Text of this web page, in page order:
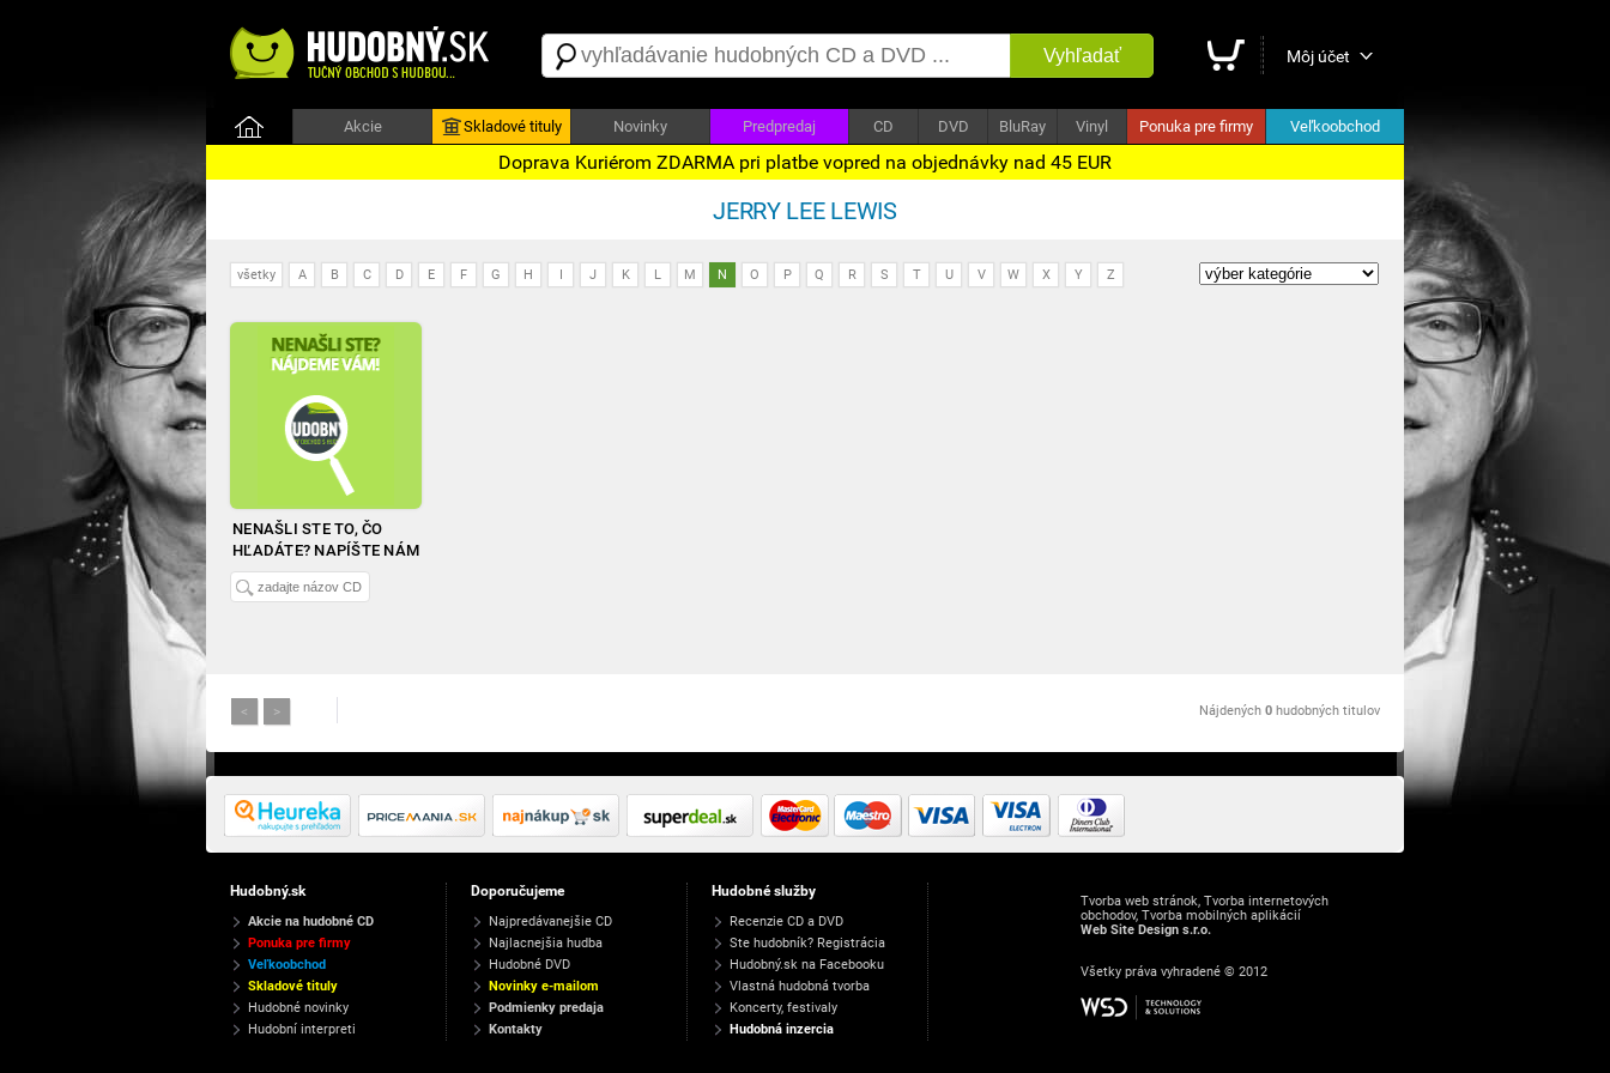
Vyhľadať Môj účet
Akcie Skladové tituly Novinky Predpredaj CD DVD BluRay Vinyl Ponuka pre firmy Veľkoobchod
Doprava Kuriérom ZDARMA pri platbe vopred na objednávky nad 45 EUR
JERRY LEE LEWIS
všetky A B C D E F G H I J K L M N O P Q R S T U V W X Y Z
NENAŠLI STE TO, ČO
HĽADÁTE? NAPÍŠTE NÁM
< > Nájdených 0 hudobných titulov
Hudobný.sk
Akcie na hudobné CD
Ponuka pre firmy
Veľkoobchod
Skladové tituly
Hudobné novinky
Hudobní interpreti
Doporučujeme
Najpredávanejšie CD
Najlacnejšia hudba
Hudobné DVD
Novinky e-mailom
Podmienky predaja
Kontakty
Hudobné služby
Recenzie CD a DVD
Ste hudobník? Registrácia
Hudobný.sk na Facebooku
Vlastná hudobná tvorba
Koncerty, festivaly
Hudobná inzercia
Tvorba web stránok, Tvorba internetových
obchodov, Tvorba mobilných aplikácií
Web Site Design s.r.o.
Všetky práva vyhradené © 2012